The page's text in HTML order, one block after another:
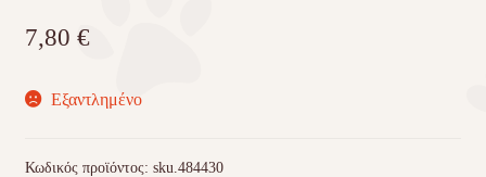
7,80 €
Εξαντλημένο
Κωδικός προϊόντος: sku.484430